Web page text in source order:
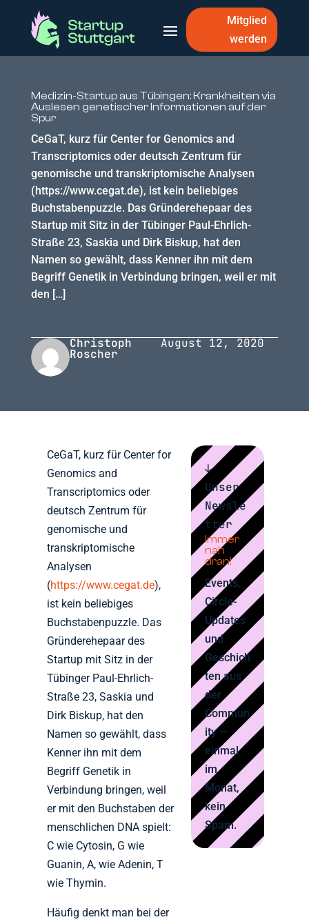
Mitglied
werden
Medizin-Startup aus Tübingen: Krankheiten via
Auslesen genetischer Informationen auf der
Spur
CeGaT, kurz für Center for Genomics and
Transcriptomics oder deutsch Zentrum für
genomische und transkriptomische Analysen
(https://www.cegat.de), ist kein beliebiges
Buchstabenpuzzle. Das Gründerehepaar des
Startup mit Sitz in der Tübinger Paul-Ehrlich-
Straße 23, Saskia und Dirk Biskup, hat den
Namen so gewählt, dass Kenner ihn mit dem
Begriff Genetik in Verbindung bringen, weil er mit
den […]
Christoph
Roscher
August 12, 2020
CeGaT, kurz für Center for
Genomics and
Transcriptomics oder
deutsch Zentrum für
genomische und
transkriptomische
Analysen
(https://www.cegat.de),
ist kein beliebiges
Buchstabenpuzzle. Das
Gründerehepaar des
Startup mit Sitz in der
Tübinger Paul-Ehrlich-
Straße 23, Saskia und
Dirk Biskup, hat den
Namen so gewählt, dass
Kenner ihn mit dem
Begriff Genetik in
Verbindung bringen, weil
er mit den Buchstaben der
menschlichen DNA spielt:
C wie Cytosin, G wie
Guanin, A, wie Adenin, T
wie Thymin.
Häufig denkt man bei der
↓
Unser
Newsle
tter
Immer
nah
dran!
Events,
Circle-
Updates
und
Geschich
ten aus
der
Commun
ity —
einmal
im
Monat,
kein
Spam.